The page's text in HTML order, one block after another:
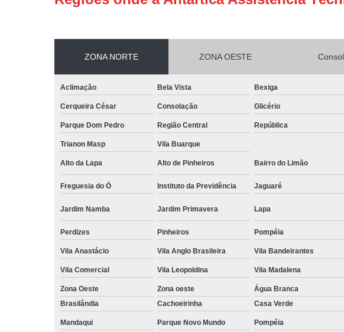
ZONA NORTE ZONA OESTE
Aclimação Bela Vista Bexiga
Cerqueira César Consolação Glicério
Parque Dom Pedro Região Central República
Trianon Masp Vila Buarque
Alto da Lapa Alto de Pinheiros Bairro do Limão
Freguesia do Ó Instituto da Previdência Jaguaré
Jardim Namba Jardim Primavera Lapa
Perdizes Pinheiros Pompéia
Vila Anastácio Vila Anglo Brasileira Vila Bandeirantes
Vila Comercial Vila Leopoldina Vila Madalena
Zona Oeste Zona oeste
Água Branca
Brasilândia
Cachoeirinha Casa Verde
Mandaqui Parque Novo Mundo Pompéia